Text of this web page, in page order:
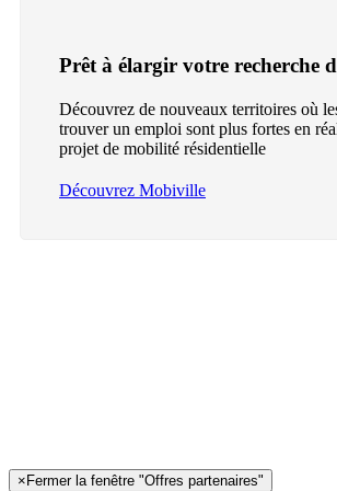
Prêt à élargir votre recherche
Découvrez de nouveaux territoires où
trouver un emploi sont plus fortes en
projet de mobilité résidentielle
Découvrez Mobiville
× Fermer la fenêtre "Offres partenaires"